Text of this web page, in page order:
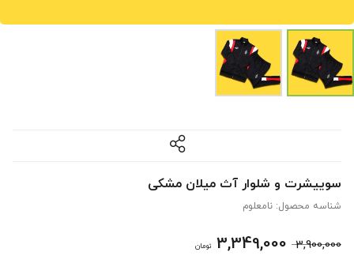
سوییشرت و شلوار آث میلان مشکی
شناسه محصول: نامعلوم
3,900,000 قیمت
3,349,000 تومانقیمت